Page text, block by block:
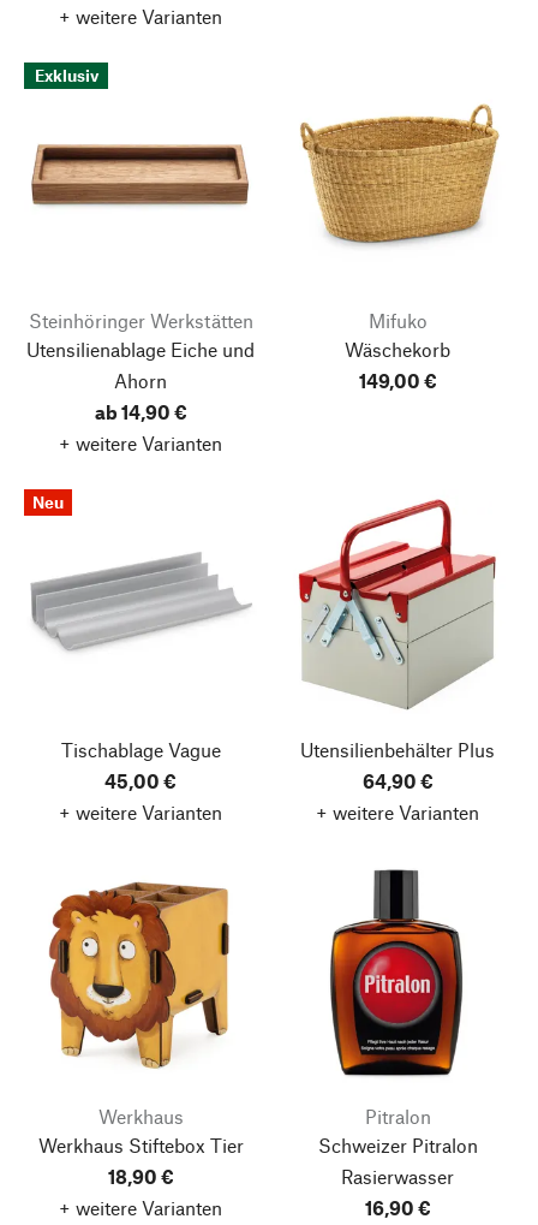
+ weitere Varianten
Exklusiv
Steinhöringer Werkstätten
Utensilienablage Eiche und
Ahorn
ab 14,90 €
+ weitere Varianten
Mifuko
Wäschekorb
149,00 €
Neu
Tischablage Vague
45,00 €
+ weitere Varianten
Utensilienbehälter Plus
64,90 €
+ weitere Varianten
Werkhaus
Werkhaus Stiftebox Tier
18,90 €
+ weitere Varianten
Pitralon
Schweizer Pitralon
Rasierwasser
16,90 €